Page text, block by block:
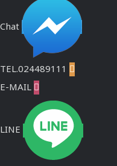
Chat
TEL.024489111 
E-MAIL 
LINE